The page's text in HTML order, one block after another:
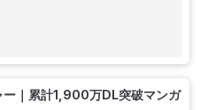
ー｜累計1,900万DL突破マンガ